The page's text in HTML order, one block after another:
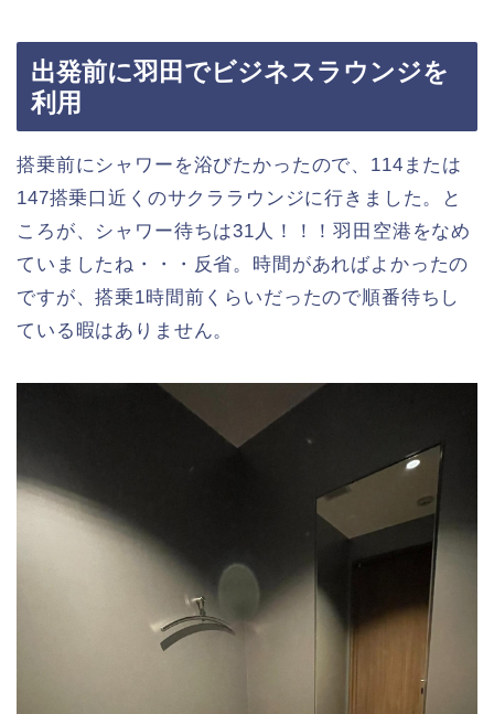
出発前に羽田でビジネスラウンジを
利用
搭乗前にシャワーを浴びたかったので、114または
147搭乗口近くのサクララウンジに行きました。と
ころが、シャワー待ちは31人！！！羽田空港をなめ
ていましたね・・・反省。時間があればよかったの
ですが、搭乗1時間前くらいだったので順番待ちし
ている暇はありません。